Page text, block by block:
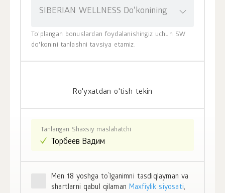
SIBERIAN WELLNESS Doʻkonining
To'plangan bonuslardan foydalanishingiz uchun SW
do'konini tanlashni tavsiya etamiz.
Ro'yxatdan o'tish tekin
Tanlangan Shaxsiy maslahatchi
Men 18 yoshga to`lganimni tasdiqlayman va
shartlarni qabul qilaman Maxfiylik siyosati,